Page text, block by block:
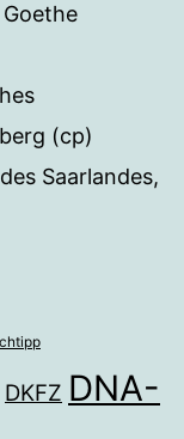
Goethe
(cp)
Saarlandes,
DKFZ DNA-